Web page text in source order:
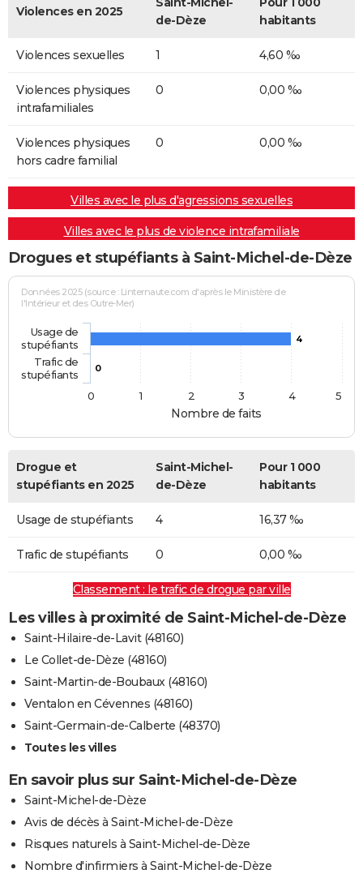
Violences en 2025
de-Dèze
habitants
Violences sexuelles 1 4,60 ‰
Violences physiques
intrafamiliales
0 0,00 ‰
Violences physiques
hors cadre familial
0 0,00 ‰
Villes avec le plus d'agressions sexuelles
Villes avec le plus de violence intrafamiliale
Drogues et stupéfiants à Saint-Michel-de-Dèze
Nombre de faits
Données 2025 (source : Linternaute.com d'après le Ministère de
l'Intérieur et des Outre-Mer)
4
0
Usage de
stupéfiants
Trafic de
stupéfiants
0
1 2 3 4 5
Drogue et
stupéfiants en 2025
Saint-Michel-
de-Dèze
Pour 1 000
habitants
Usage de stupéfiants 4 16,37 ‰
Trafic de stupéfiants 0 0,00 ‰
Classement : le trafic de drogue par ville
Les villes à proximité de Saint-Michel-de-Dèze
Saint-Hilaire-de-Lavit (48160)
Le Collet-de-Dèze (48160)
Saint-Martin-de-Boubaux (48160)
Ventalon en Cévennes (48160)
Saint-Germain-de-Calberte (48370)
Toutes les villes
En savoir plus sur Saint-Michel-de-Dèze
Saint-Michel-de-Dèze
Avis de décès à Saint-Michel-de-Dèze
Risques naturels à Saint-Michel-de-Dèze
Nombre d'infirmiers à Saint-Michel-de-Dèze